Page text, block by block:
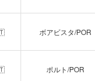
ボアビスタ/POR
ポルト/POR